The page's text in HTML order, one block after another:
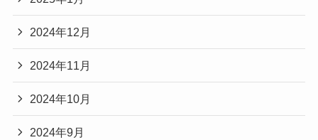
2024年12月
2024年11月
2024年10月
2024年9月